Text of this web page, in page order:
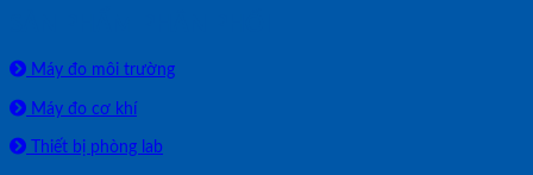
Máy đo môi trường
Máy đo cơ khí
Thiết bị phòng lab